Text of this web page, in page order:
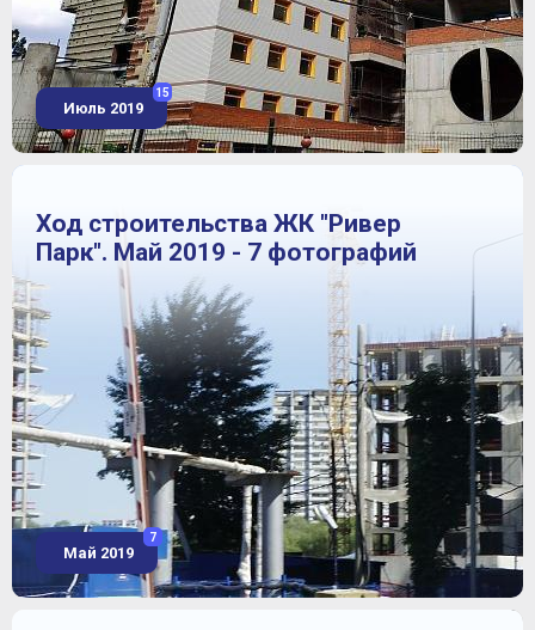
Июль 2019
15
Ход строительства ЖК "Ривер
Парк". Май 2019 - 7 фотографий
Май 2019
7